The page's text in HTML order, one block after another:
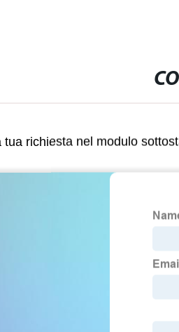
richiesta nel modulo